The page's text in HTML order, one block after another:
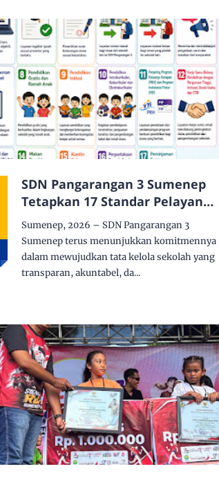
SDN Pangarangan 3 Sumenep
Tetapkan 17 Standar Pelayanan
Publik, Perkuat Komitmen
Pelayanan Prima bagi
Masyarakat
Sumenep, 2026 – SDN Pangarangan 3
Sumenep terus menunjukkan komitmennya
dalam mewujudkan tata kelola sekolah yang
transparan, akuntabel, da...